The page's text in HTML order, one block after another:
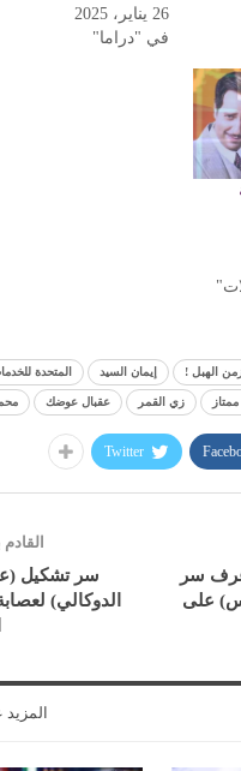
26 يناير، 2025
في "دراما"
الهبل ! إيمان السيد المتحدة
زي القمر عقبال عوضك
Twitter
سر
على
سر تشكيل
الدوكالي)